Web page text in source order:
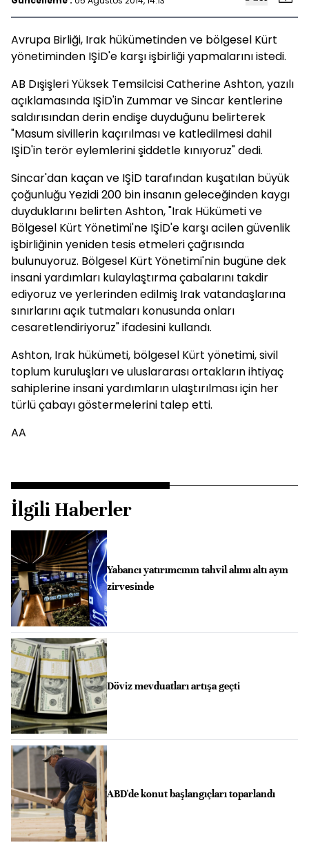
Avrupa Birliği, Irak hükümetinden ve bölgesel Kürt
yönetiminden IŞİD'e karşı işbirliği yapmalarını istedi.
AB Dışişleri Yüksek Temsilcisi Catherine Ashton, yazılı
açıklamasında IŞİD'in Zummar ve Sincar kentlerine
saldırısından derin endişe duyduğunu belirterek
"Masum sivillerin kaçırılması ve katledilmesi dahil
IŞİD'in terör eylemlerini şiddetle kınıyoruz" dedi.
Sincar'dan kaçan ve IŞİD tarafından kuşatılan büyük
çoğunluğu Yezidi 200 bin insanın geleceğinden kaygı
duyduklarını belirten Ashton, "Irak Hükümeti ve
Bölgesel Kürt Yönetimi'ne IŞİD'e karşı acilen güvenlik
işbirliğinin yeniden tesis etmeleri çağrısında
bulunuyoruz. Bölgesel Kürt Yönetimi'nin bugüne dek
insani yardımları kulaylaştırma çabalarını takdir
ediyoruz ve yerlerinden edilmiş Irak vatandaşlarına
sınırlarını açık tutmaları konusunda onları
cesaretlendiriyoruz" ifadesini kullandı.
Ashton, Irak hükümeti, bölgesel Kürt yönetimi, sivil
toplum kuruluşları ve uluslararası ortakların ihtiyaç
sahiplerine insani yardımların ulaştırılması için her
türlü çabayı göstermelerini talep etti.
AA
İlgili Haberler
Yabancı yatırımcının tahvil alımı altı ayın
zirvesinde
Döviz mevduatları artışa geçti
ABD'de konut başlangıçları toparlandı